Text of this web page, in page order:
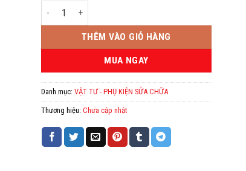
Keo tản nhiệt MX4- 8Gam Xilanh số lượng
THÊM VÀO GIỎ HÀNG
MUA NGAY
Danh mục: VẬT TƯ - PHỤ KIỆN SỬA CHỮA
Thương hiệu: Chưa cập nhật